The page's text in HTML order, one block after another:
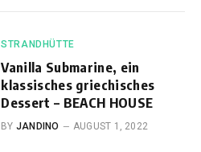
STRANDHÜTTE
Vanilla Submarine, ein
klassisches griechisches
Dessert – BEACH HOUSE
BY JANDINO AUGUST 1, 2022